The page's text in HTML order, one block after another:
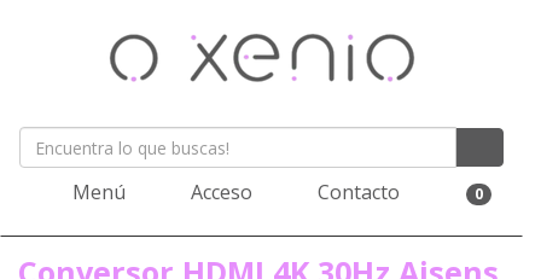
Menú Acceso Contacto 0